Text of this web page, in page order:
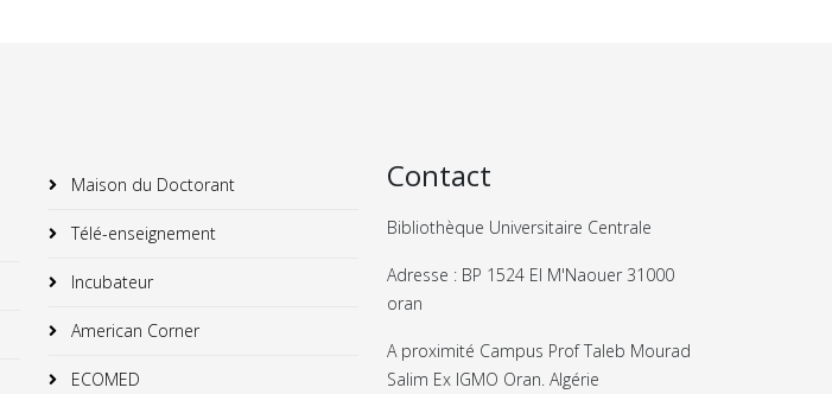
Maison du Doctorant
Télé-enseignement
Incubateur
American Corner
ECOMED
Contact
Bibliothèque Universitaire Centrale
Adresse : BP 1524 El M'Naouer 31000
oran
A proximité Campus Prof Taleb Mourad
Salim Ex IGMO Oran. Algérie